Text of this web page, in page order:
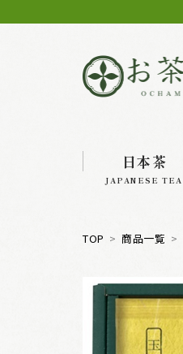
日本茶
JAPANESE TEA
TOP 商品一覧